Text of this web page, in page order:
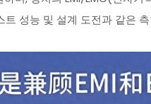
성능 및 설계 도전과 같은